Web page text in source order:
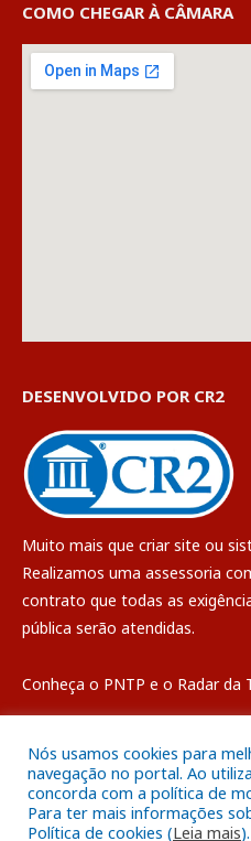
COMO CHEGAR À CÂMARA
DESENVOLVIDO POR CR2
Muito mais que criar site ou
Realizamos uma assessoria
contrato que todas as
pública serão atendidas.
Conheça o PNTP e o Radar da
Todos os direitos reservados
Nós usamos cookies para
navegação no portal. Ao
concorda com a política de
Para ter mais informações
Política de cookies (Leia mais